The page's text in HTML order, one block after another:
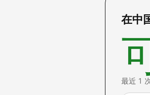
在中
最近 1